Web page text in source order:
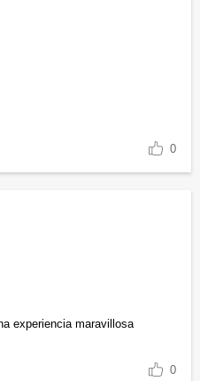
0
experiencia maravillosa
0